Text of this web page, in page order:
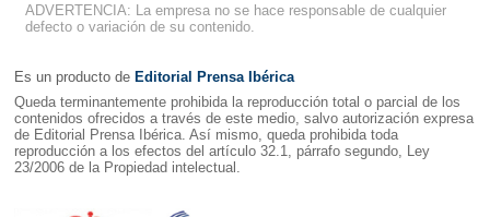
ADVERTENCIA: La empresa no se hace responsable de cualquier
defecto o variación de su contenido.
Es un producto de Editorial Prensa Ibérica
Queda terminantemente prohibida la reproducción total o parcial de los
contenidos ofrecidos a través de este medio, salvo autorización expresa
de Editorial Prensa Ibérica. Así mismo, queda prohibida toda
reproducción a los efectos del artículo 32.1, párrafo segundo, Ley
23/2006 de la Propiedad intelectual.